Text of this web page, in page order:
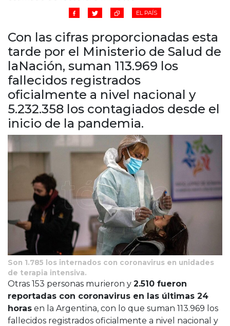
Cruz del Eje
Corredor de Ansenuza
La Carlota y zona
Laboulaye y sur
Bell Ville
Río Tercero
Despeñaderos
EL PAÍS
Con las cifras proporcionadas esta
tarde por el Ministerio de Salud de
laNación, suman 113.969 los
fallecidos registrados
oficialmente a nivel nacional y
5.232.358 los contagiados desde el
inicio de la pandemia.
Son 1.785 los internados con coronavirus en unidades
de terapia intensiva.
Otras 153 personas murieron y 2.510 fueron
reportadas con coronavirus en las últimas 24
horas en la Argentina, con lo que suman 113.969 los
fallecidos registrados oficialmente a nivel nacional y